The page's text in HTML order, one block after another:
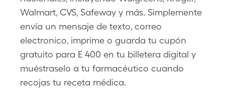
Walmart, CVS, Safeway y más. Simplemente
envía un mensaje de texto, correo
electronico, imprime o guarda tu cupón
gratuito para E 400 en tu billetera digital y
muéstraselo a tu farmacéutico cuando
recojas tu receta médica.